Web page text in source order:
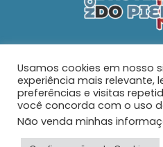
Rua Maria de Souza Santos
Tabuleiro –
© 2026 - Nos Bastidores
Usamos cookies em nosso
experiência mais relevante,
preferências e visitas
você concorda com o uso
Não venda minhas